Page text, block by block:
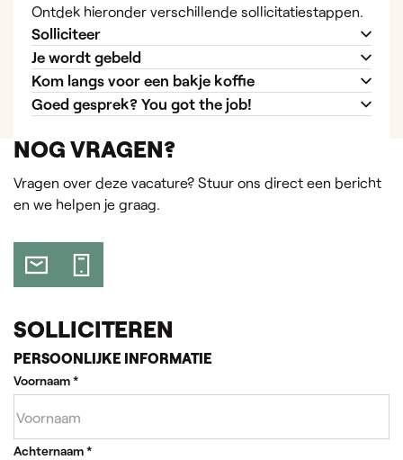
Ontdek hieronder verschillende sollicitatiestappen.
Solliciteer
Je wordt gebeld
Kom langs voor een bakje koffie
Goed gesprek? You got the job!
NOG VRAGEN?
Vragen over deze vacature? Stuur ons direct een bericht
en we helpen je graag.
SOLLICITEREN
PERSOONLIJKE INFORMATIE
Voornaam*
Achternaam*